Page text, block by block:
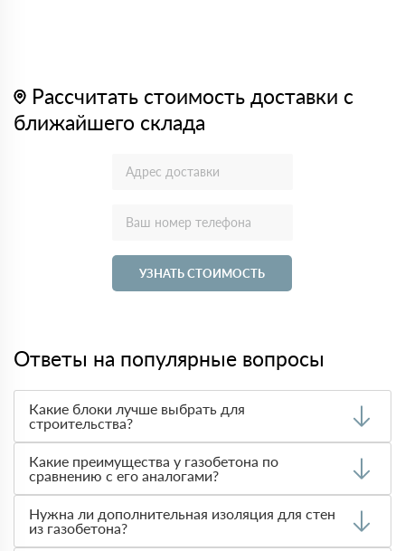
Рассчитать стоимость доставки с
ближайшего склада
УЗНАТЬ СТОИМОСТЬ
Ответы на популярные вопросы
Какие блоки лучше выбрать для
строительства?
теплоизоляции, прочности и стоимости. Чаще всего при
строительстве домов используют
благодаря
его легкости и теплотехническим характеристикам.
Арболитовые блокилучше использовать в регионах с
мягким климатом, так как они менее устойчивы к влаге.
Пенобетониполистиролбетонтакже обладают
Какие преимущества у газобетона по
сравнению с его аналогами?
теплоизоляционными свойствами по сравнению с
арболитом, пенобетоном и полистиролбетоном. В
Нужна ли дополнительная изоляция для стен
из газобетона?